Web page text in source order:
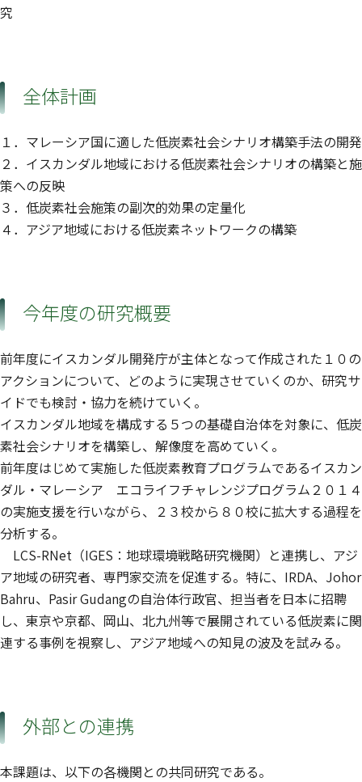
究
全体計画
１．マレーシア国に適した低炭素社会シナリオ構築手法の開発
２．イスカンダル地域における低炭素社会シナリオの構築と施
策への反映
３．低炭素社会施策の副次的効果の定量化
４．アジア地域における低炭素ネットワークの構築
今年度の研究概要
前年度にイスカンダル開発庁が主体となって作成された１０の
アクションについて、どのように実現させていくのか、研究サ
イドでも検討・協力を続けていく。
イスカンダル地域を構成する５つの基礎自治体を対象に、低炭
素社会シナリオを構築し、解像度を高めていく。
前年度はじめて実施した低炭素教育プログラムであるイスカン
ダル・マレーシア エコライフチャレンジプログラム２０１４
の実施支援を行いながら、２３校から８０校に拡大する過程を
分析する。
LCS-RNet（IGES：地球環境戦略研究機関）と連携し、アジ
ア地域の研究者、専門家交流を促進する。特に、IRDA、Johor
Bahru、Pasir Gudangの自治体行政官、担当者を日本に招聘
し、東京や京都、岡山、北九州等で展開されている低炭素に関
連する事例を視察し、アジア地域への知見の波及を試みる。
外部との連携
本課題は、以下の各機関との共同研究である。